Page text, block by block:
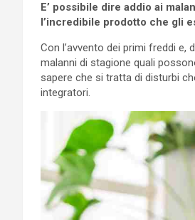
E’ possibile dire addio ai
l’incredibile prodotto che gli
Con l’avvento dei primi freddi
malanni di stagione quali
sapere che si tratta di disturbi
integratori.